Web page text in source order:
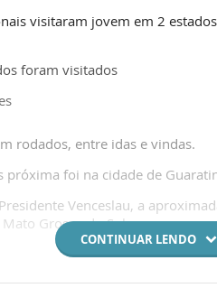
visitaram jovem em 2
foram visitados
rodados, entre idas e vindas.
próxima foi na cidade de
Venceslau, a
Grosso do Sul.
CONTINUAR LENDO